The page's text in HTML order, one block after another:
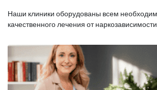
Наши клиники оборудованы всем
качественного лечения от наркозависимости